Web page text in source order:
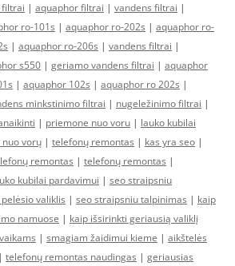
filtrai | aquaphor filtrai | vandens filtrai |
ro-101s | aquaphor ro-202s | aquaphor ro-
| aquaphor ro-206s | vandens filtrai |
s550 | geriamo vandens filtrai | aquaphor
| aquaphor 102s | aquaphor ro 202s |
minkstinimo filtrai | nugeležinimo filtrai |
| priemone nuo voru | lauko kubilai
vorų | telefonų remontas | kas yra seo |
remontas | telefonų remontas |
kubilai pardavimui | seo straipsniu
valiklis | seo straipsniu talpinimas | kaip
namuose | kaip išsirinkti geriausią valiklį
| smagiam žaidimui kieme | aikštelės
| telefonų remontas naudingas | geriausias